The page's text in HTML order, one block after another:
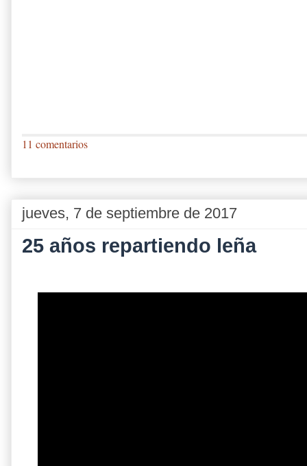
11 comentarios
jueves, 7 de septiembre de 2017
25 años repartiendo leña